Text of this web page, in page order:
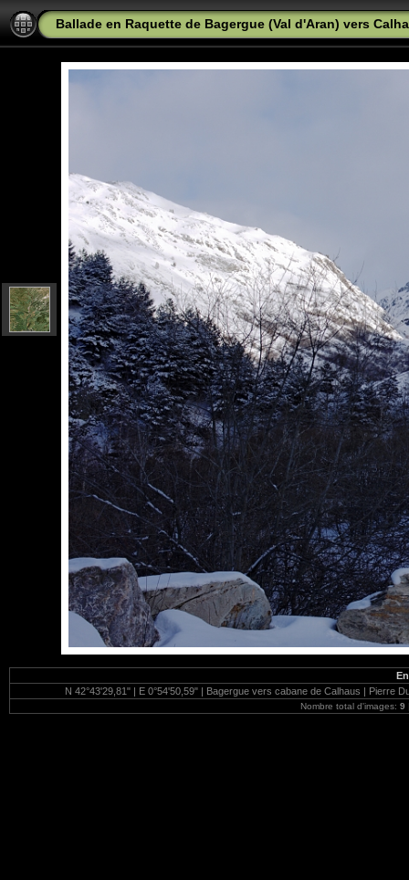
Ballade en Raquette de Bagergue (Val d'Aran) vers
N 42°43'29,81" | E 0°54'50,59" | Bagergue vers cabane de Calhaus |
Nombre total d'images: 9